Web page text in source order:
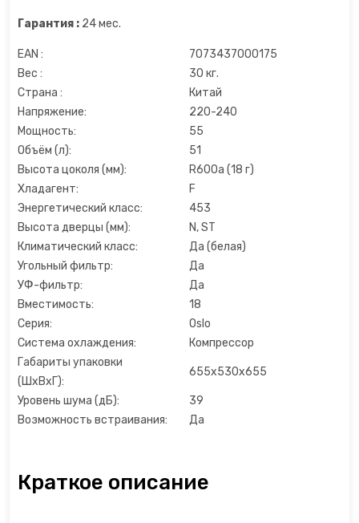
Гарантия : 24 мес.
EAN :
7073437000175
Вес :
30 кг.
Страна :
Китай
Напряжение:
220-240
Мощность:
55
Объём (л):
51
Высота цоколя (мм):
R600a (18 г)
Хладагент:
F
Энергетический класс:
453
Высота дверцы (мм):
N, ST
Климатический класс:
Да (белая)
Угольный фильтр:
Да
УФ-фильтр:
Да
Вместимость:
18
Серия:
Oslo
Система охлаждения:
Компрессор
Габариты упаковки
(ШхВхГ):
655x530x655
Уровень шума (дБ):
39
Возможность встраивания:
Да
Краткое описание
Льдогенераторы
Микроволновые печи
Миксеры
Мороженицы
Мультиварки
Мультиварки
Мясорубки
Настольные плиты
Открывалки
Пеновзбиватели